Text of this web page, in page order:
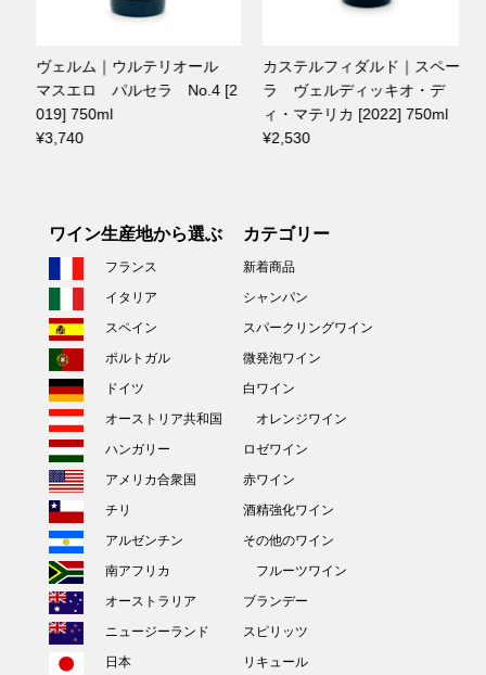
カステルフィダルド｜スペー
ラ ヴェルディッキオ・デ
ィ・マテリカ [2022] 750ml
¥2,530
バーベイト｜マデイラ スイ
ート 750ml
¥2,970
ワイン生産地から選ぶ
フランス
イタリア
スペイン
ポルトガル
ドイツ
オーストリア共和国
ハンガリー
アメリカ合衆国
チリ
アルゼンチン
南アフリカ
オーストラリア
ニュージーランド
日本
カテゴリー
新着商品
シャンパン
スパークリングワイン
微発泡ワイン
白ワイン
オレンジワイン
ロゼワイン
赤ワイン
酒精強化ワイン
その他のワイン
フルーツワイン
ブランデー
スピリッツ
リキュール